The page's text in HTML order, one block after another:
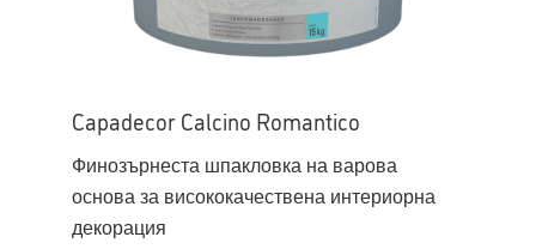
Capadecor Calcino Romantico
Финозърнеста шпакловка на варова
основа за висококачествена интериорна
декорация